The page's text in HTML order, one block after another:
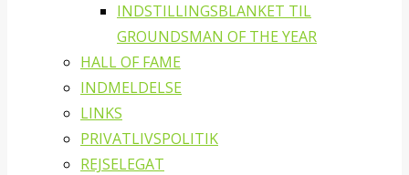
INDSTILLINGSBLANKET TIL
GROUNDSMAN OF THE YEAR
HALL OF FAME
INDMELDELSE
LINKS
PRIVATLIVSPOLITIK
REJSELEGAT